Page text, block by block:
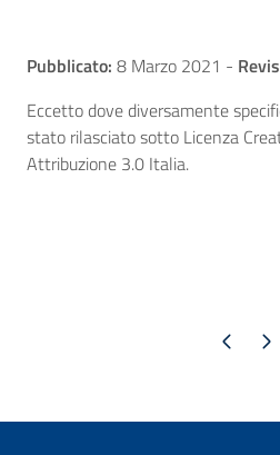
Pubblicato: 8 Marzo 2021 -
Eccetto dove diversamente
stato rilasciato sotto Licenza
Attribuzione 3.0 Italia.
Pagina precedente
Pagina